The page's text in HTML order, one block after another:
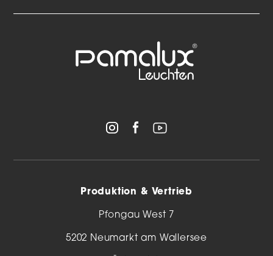
Produktion & Vertrieb
Pfongau West 7
5202 Neumarkt am Wallersee